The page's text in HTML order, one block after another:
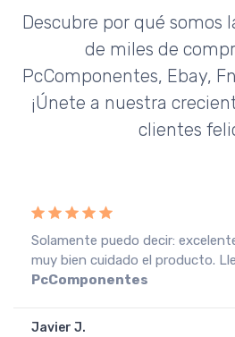
Descubre por qué somos
de miles de
PcComponentes, Ebay,
¡Únete a nuestra
clientes
Recebi a encomenda em
muito agradeço. Recomendo o
Portugal
João A.